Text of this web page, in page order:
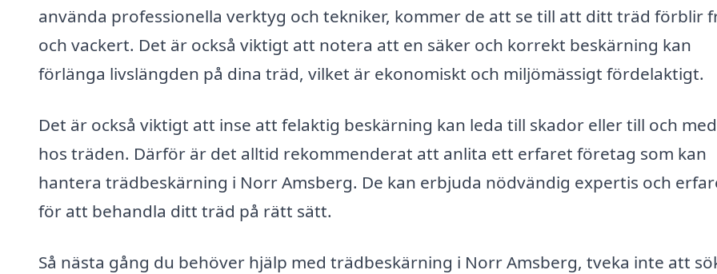
använda professionella verktyg och tekniker, kommer de att se till att ditt träd förblir
och vackert. Det är också viktigt att notera att en säker och korrekt beskärning kan
förlänga livslängden på dina träd, vilket är ekonomiskt och miljömässigt fördelaktigt.
Det är också viktigt att inse att felaktig beskärning kan leda till skador eller till och
hos träden. Därför är det alltid rekommenderat att anlita ett erfaret företag som kan
hantera trädbeskärning i Norr Amsberg. De kan erbjuda nödvändig expertis och
för att behandla ditt träd på rätt sätt.
Så nästa gång du behöver hjälp med trädbeskärning i Norr Amsberg, tveka inte att